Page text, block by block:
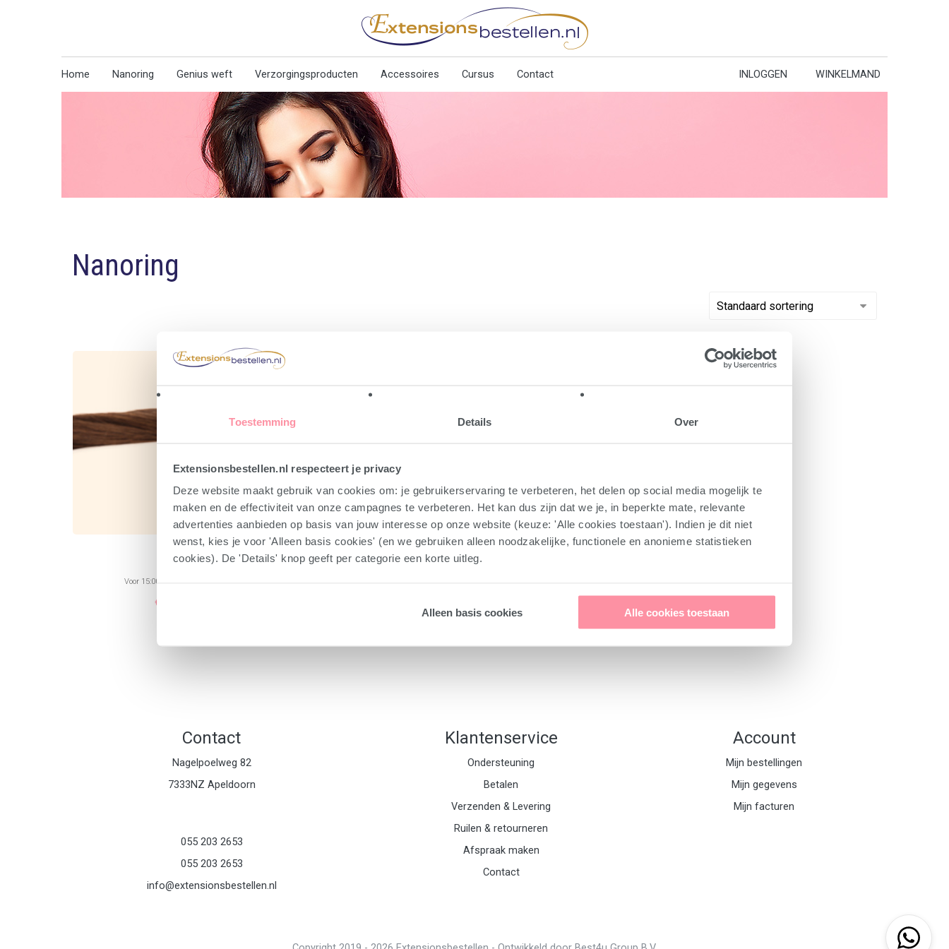
Toestemming Details Over
Extensionsbestellen.nl respecteert je privacy
Deze website maakt gebruik van cookies om: je gebruikerservaring te verbeteren, het delen op social media mogelijk te
maken en de effectiviteit van onze campagnes te verbeteren. Het kan dus zijn dat we je, in beperkte mate, relevante
advertenties aanbieden op basis van jouw interesse op onze website (keuze: 'Alle cookies toestaan'). Indien je dit niet
wenst, kies je voor 'Alleen basis cookies' (en we gebruiken alleen noodzakelijke, functionele en anonieme statistieken
cookies). De 'Details' knop geeft per categorie een korte uitleg.
Alleen basis cookies Alle cookies toestaan
Home Nanoring Genius weft Verzorgingsproducten Accessoires Cursus Contact INLOGGEN WINKELMAND
Nanoring
Nanoring
Voor 15:00 uur besteld, vandaag verzonden
€
Contact
Nagelpoelweg 82
7333NZ Apeldoorn
055 203 2653
055 203 2653
info@extensionsbestellen.nl
Klantenservice
Ondersteuning
Betalen
Verzenden & Levering
Ruilen & retourneren
Afspraak maken
Contact
Account
Mijn bestellingen
Mijn gegevens
Mijn facturen